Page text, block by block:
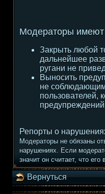
Модераторы имеют
Закрыть любой
дальнейшее
ругани не
Выносить
не
пользователей,
Репорты о
Модераторы не обязаны
нарушениях. Если
значит он считает, что
Вернуться